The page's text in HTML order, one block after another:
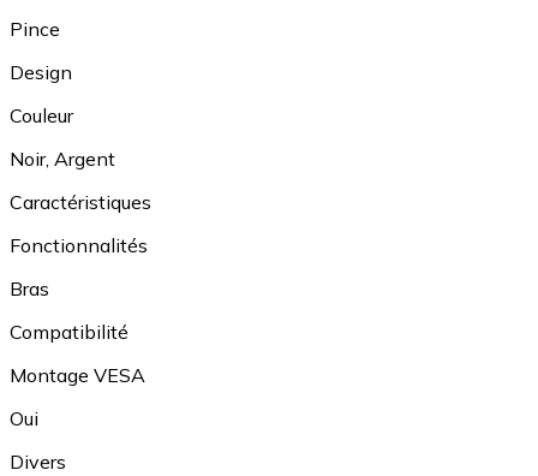
Pince
Design
Couleur
Noir, Argent
Caractéristiques
Fonctionnalités
Bras
Compatibilité
Montage VESA
Oui
Divers